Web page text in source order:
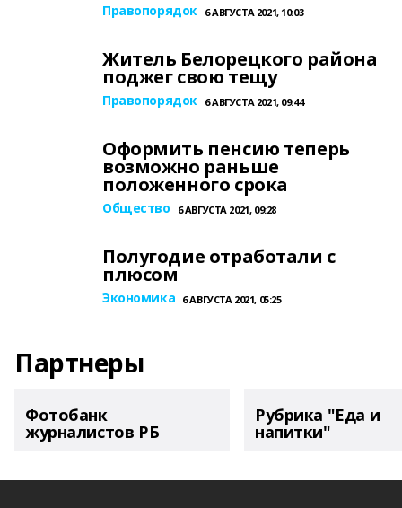
Правопорядок 6 АВГУСТА 2021, 10:03
Житель Белорецкого района
поджег свою тещу
Правопорядок 6 АВГУСТА 2021, 09:44
Оформить пенсию теперь
возможно раньше
положенного срока
Общество 6 АВГУСТА 2021, 09:28
Полугодие отработали с
плюсом
Экономика 6 АВГУСТА 2021, 05:25
Партнеры
Фотобанк
журналистов РБ
Рубрика "Еда и
напитки"